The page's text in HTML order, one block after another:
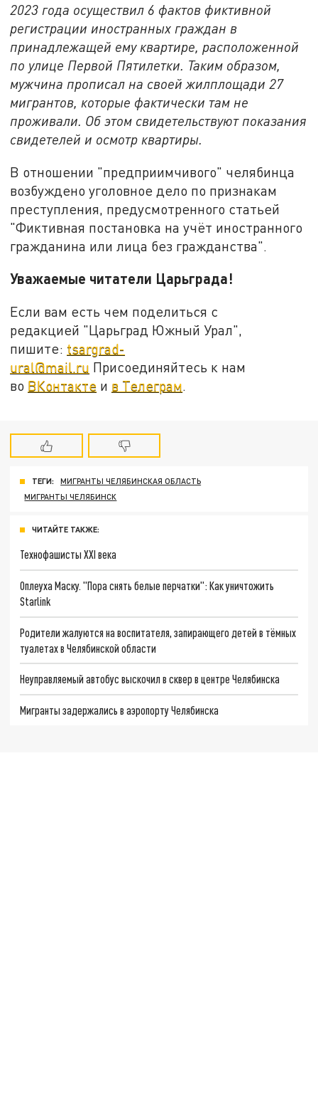
2023 года осуществил 6 фактов фиктивной
регистрации иностранных граждан в
принадлежащей ему квартире, расположенной
по улице Первой Пятилетки. Таким образом,
мужчина прописал на своей жилплощади 27
мигрантов, которые фактически там не
проживали. Об этом свидетельствуют показания
свидетелей и осмотр квартиры.
В отношении "предприимчивого" челябинца
возбуждено уголовное дело по признакам
преступления, предусмотренного статьей
"Фиктивная постановка на учёт иностранного
гражданина или лица без гражданства".
Уважаемые читатели Царьграда!
Если вам есть чем поделиться с
редакцией "Царьград Южный Урал",
пишите: tsargrad-
ural@mail.ru Присоединяйтесь к нам
во ВКонтакте и в Телеграм.
ТЕГИ:
МИГРАНТЫ ЧЕЛЯБИНСКАЯ ОБЛАСТЬ
МИГРАНТЫ ЧЕЛЯБИНСК
ЧИТАЙТЕ ТАКЖЕ:
Технофашисты XXI века
Оплеуха Маску. "Пора снять белые перчатки": Как уничтожить
Starlink
Родители жалуются на воспитателя, запирающего детей в тёмных
туалетах в Челябинской области
Неуправляемый автобус выскочил в сквер в центре Челябинска
Мигранты задержались в аэропорту Челябинска